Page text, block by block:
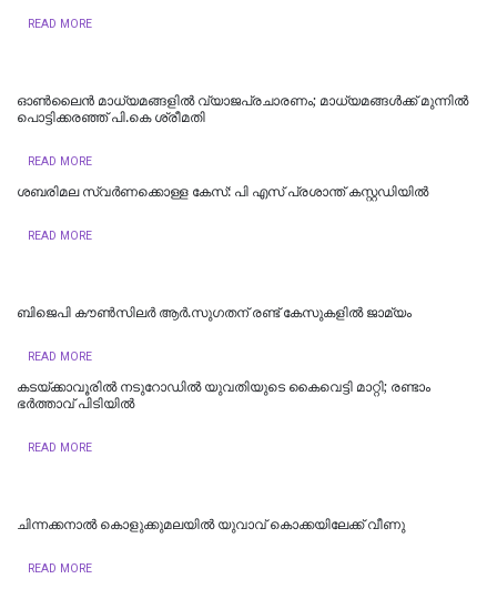
READ MORE
ഓൺലൈൻ മാധ്യമങ്ങളിൽ വ്യാജപ്രചാരണം; മാധ്യമങ്ങൾക്ക് മുന്നിൽ
പൊട്ടിക്കരഞ്ഞ് പി.കെ ശ്രീമതി
READ MORE
ശബരിമല സ്വര്‍ണക്കൊള്ള കേസ്: പി എസ് പ്രശാന്ത് കസ്റ്റഡിയില്‍
READ MORE
ബിജെപി കൗണ്‍സിലര്‍ ആര്‍.സുഗതന് രണ്ട് കേസുകളില്‍ ജാമ്യം
READ MORE
കടയ്ക്കാവൂരിൽ നടുറോഡില്‍ യുവതിയുടെ കൈവെട്ടി മാറ്റി; രണ്ടാം
ഭര്‍ത്താവ് പിടിയിൽ
READ MORE
ചിന്നക്കനാൽ കൊളുക്കുമലയില്‍ യുവാവ് കൊക്കയിലേക്ക് വീണു
READ MORE